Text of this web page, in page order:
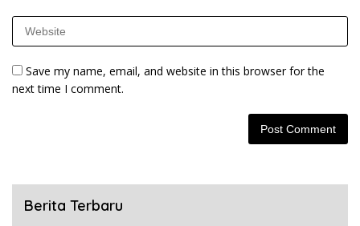
Save my name, email, and website in this browser for the
next time I comment.
Berita Terbaru